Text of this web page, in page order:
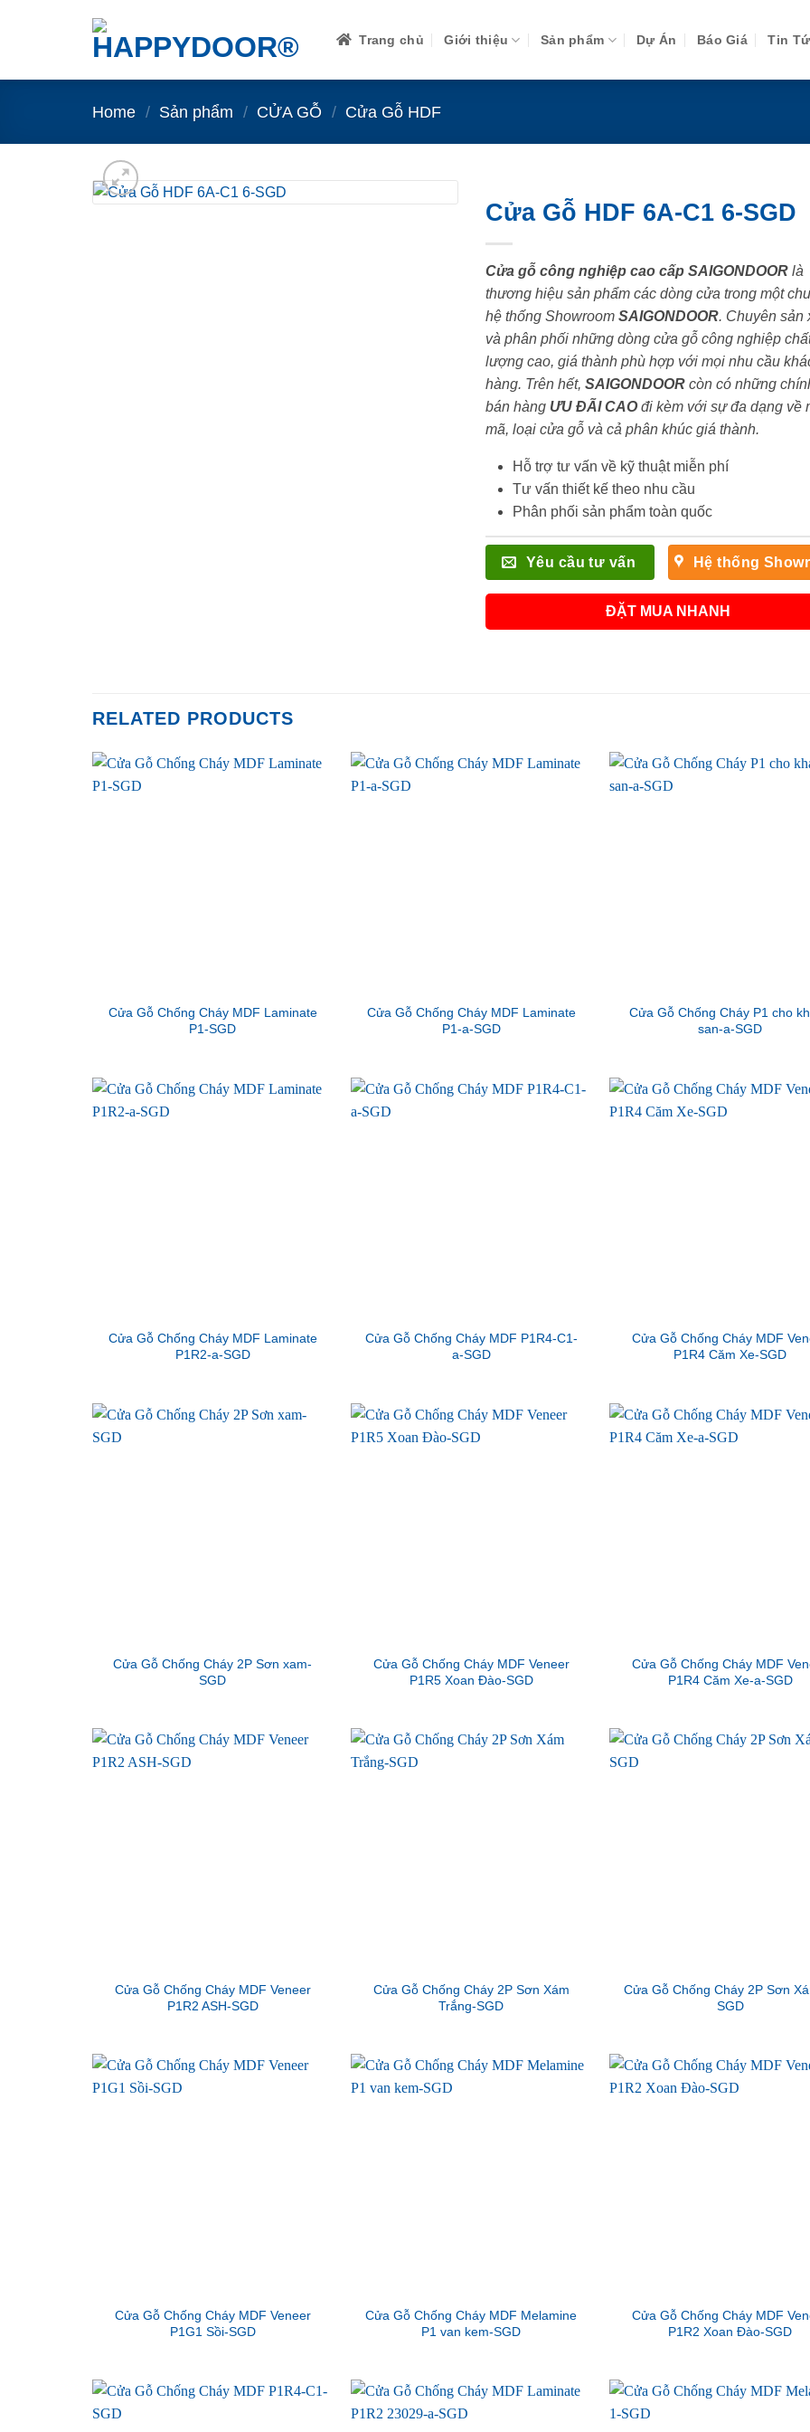
Trang chủ Giới thiệu Sản phẩm Dự Án Báo Giá Tin
Home / Sản phẩm / CỬA GỖ / Cửa Gỗ HDF
Cửa Gỗ HDF 6A-C1 6-SGD
Cửa gỗ công nghiệp cao cấp SAIGONDOORlà
thương hiệu sản phẩm các dòng cửa trong một
hệ thống Showroom SAIGONDOOR. Chuyên sản
và phân phối những dòng cửa gỗ công nghiệp
lượng cao, giá thành phù hợp với mọi nhu cầu
hàng. Trên hết, SAIGONDOORcòn có những
bán hàng ƯU ĐÃI CAOđi kèm với sự đa dạng về
mã, loại cửa gỗ và cả phân khúc giá thành.
Hỗ trợ tư vấn về kỹ thuật miễn phí
Tư vấn thiết kế theo nhu cầu
Phân phối sản phẩm toàn quốc
Yêu cầu tư vấn Hệ thống
ĐẶT MUA NHANH
RELATED PRODUCTS
Cửa Gỗ Chống Cháy MDF Laminate
P1-SGD
Cửa Gỗ Chống Cháy MDF Laminate
P1-a-SGD
Cửa Gỗ Chống Cháy P1 cho
san-a-SGD
Cửa Gỗ Chống Cháy MDF Laminate
P1R2-a-SGD
Cửa Gỗ Chống Cháy MDF P1R4-C1-
a-SGD
Cửa Gỗ Chống Cháy MDF
P1R4 Căm Xe-SGD
Cửa Gỗ Chống Cháy 2P Sơn xam-
SGD
Cửa Gỗ Chống Cháy MDF Veneer
P1R5 Xoan Đào-SGD
Cửa Gỗ Chống Cháy MDF
P1R4 Căm Xe-a-SGD
Cửa Gỗ Chống Cháy MDF Veneer
P1R2 ASH-SGD
Cửa Gỗ Chống Cháy 2P Sơn Xám
Trắng-SGD
Cửa Gỗ Chống Cháy 2P Sơn
SGD
Cửa Gỗ Chống Cháy MDF Veneer
P1G1 Sồi-SGD
Cửa Gỗ Chống Cháy MDF Melamine
P1 van kem-SGD
Cửa Gỗ Chống Cháy MDF
P1R2 Xoan Đào-SGD